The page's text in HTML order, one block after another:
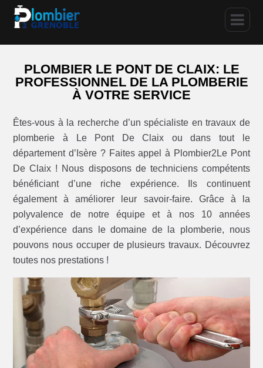
PLOMBIER LE PONT DE CLAIX: LE
PROFESSIONNEL DE LA PLOMBERIE
À VOTRE SERVICE
Êtes-vous à la recherche d’un spécialiste en travaux de
plomberie à Le Pont De Claix ou dans tout le
département d’Isère ? Faites appel à Plombier2Le Pont
De Claix ! Nous disposons de techniciens compétents
bénéficiant d’une riche expérience. Ils continuent
également à améliorer leur savoir-faire. Grâce à la
polyvalence de notre équipe et à nos 10 années
d’expérience dans le domaine de la plomberie, nous
pouvons nous occuper de plusieurs travaux. Découvrez
toutes nos prestations !